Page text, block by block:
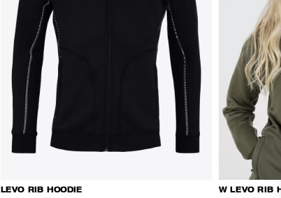
LEVO RIB HOODIE W LEVO RIB